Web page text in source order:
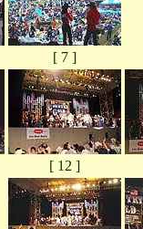
[ 7 ]
[ 12 ]